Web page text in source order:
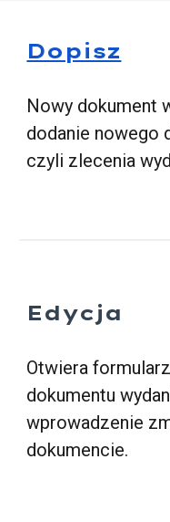
Dopisz
Nowy dokument
dodanie nowego
czyli zlecenia
Edycja
Otwiera
dokumentu
wprowadzenie
dokumencie.